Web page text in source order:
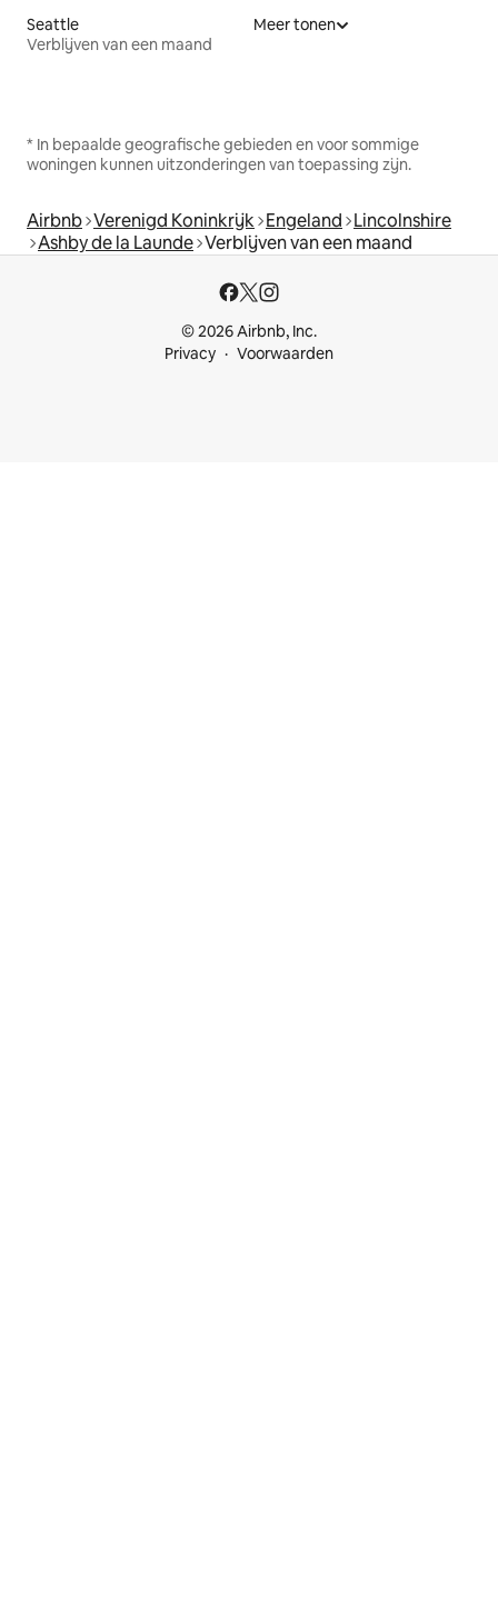
Seattle
Verblijven van een maand
Meer tonen
* In bepaalde geografische gebieden en voor sommige
woningen kunnen uitzonderingen van toepassing zijn.
Airbnb Verenigd Koninkrijk Engeland Lincolnshire
Ashby de la Launde Verblijven van een maand
© 2026 Airbnb, Inc.
Privacy
Voorwaarden